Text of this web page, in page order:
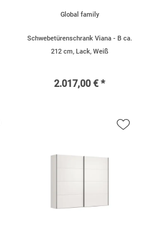
Global family
Schwebetürenschrank Viana - B ca.
212 cm, Lack, Weiß
2.017,00 € *